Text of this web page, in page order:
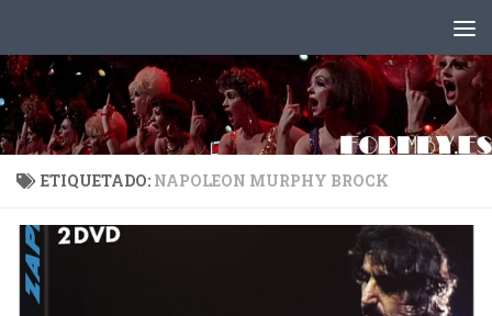
ETIQUETADO: NAPOLEON MURPHY BROCK